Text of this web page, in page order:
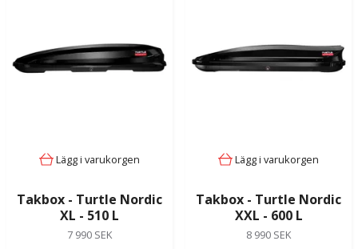
Lägg i varukorgen
Takbox - Turtle Nordic
XL - 510 L
7 990 SEK
Lägg i varukorgen
Takbox - Turtle Nordic
XXL - 600 L
8 990 SEK